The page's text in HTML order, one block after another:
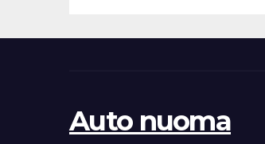
Auto nuoma